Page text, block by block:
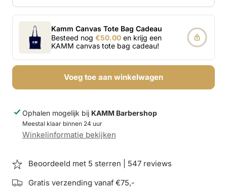
Kamm Canvas Tote Bag Cadeau
Besteed nog €50.00 en krijg een
KAMM canvas tote bag cadeau!
Voeg toe aan winkelwagen
Ophalen mogelijk bij KAMM Barbershop
Meestal klaar binnen 24 uur
Winkelinformatie bekijken
Beoordeeld met 5 sterren | 547 reviews
Gratis verzending vanaf €75,-